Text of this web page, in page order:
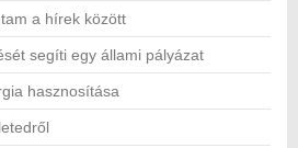
a hírek között
segíti egy állami pályázat
hasznosítása